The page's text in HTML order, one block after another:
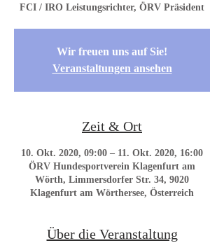
FCI / IRO Leistungsrichter, ÖRV Präsident
Wir freuen uns auf Sie!
Veranstaltungen ansehen
Zeit & Ort
10. Okt. 2020, 09:00 – 11. Okt. 2020, 16:00
ÖRV Hundesportverein Klagenfurt am
Wörth, Limmersdorfer Str. 34, 9020
Klagenfurt am Wörthersee, Österreich
Über die Veranstaltung